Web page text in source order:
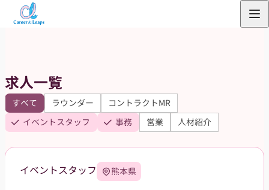
キ
ッ
プ
求人一覧
すべて ラウンダー
コントラクトMR
イベントスタッフ
事務 営業 人材紹介
イベントスタッフ 熊本県